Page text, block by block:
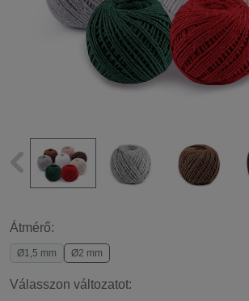
Átmérő:
Ø1,5 mm Ø2 mm
Válasszon változatot: